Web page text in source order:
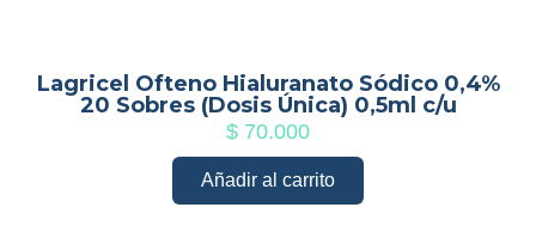
Lagricel Ofteno Hialuranato Sódico 0,4%
20 Sobres (Dosis Única) 0,5ml c/u
$ 70.000
Añadir al carrito